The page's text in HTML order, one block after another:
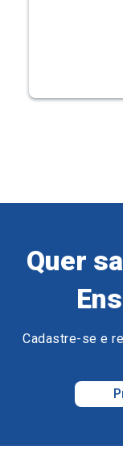
Quer
Cadastre-se e